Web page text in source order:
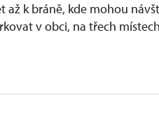
až k bráně, kde mohou
v obci, na třech